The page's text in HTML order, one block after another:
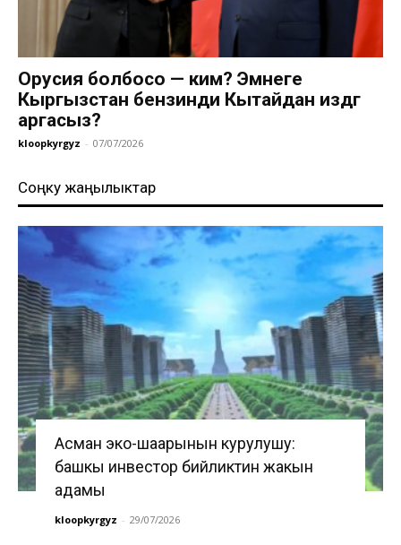
Орусия болбосо — ким? Эмнеге
Кыргызстан бензинди Кытайдан издөөгө
аргасыз?
kloopkyrgyz - 07/07/2026
Соңку жаңылыктар
Асман эко-шаарынын курулушу:
башкы инвестор бийликтин жакын
адамы
kloopkyrgyz - 29/07/2026